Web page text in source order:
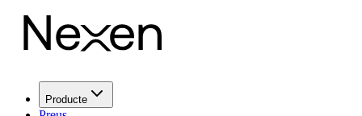
Producte